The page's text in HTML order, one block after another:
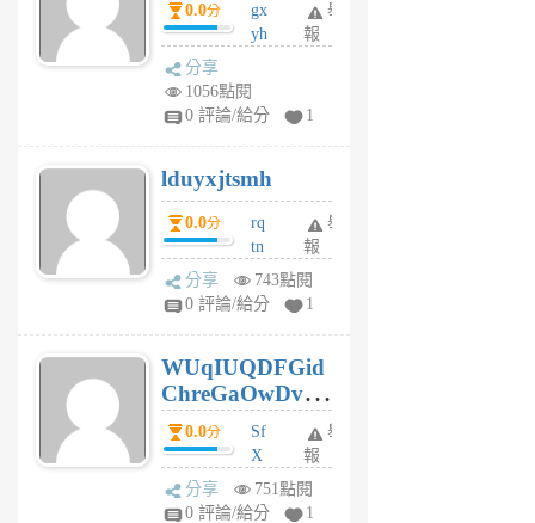
個
月
0.0分
gx
yh
jl
月
前
舉
報
分享
1056點閱
0 評論/給分
1
lduyxjtsmh
0.0分
rq
tn
jt
gl
個
月
前
舉
報
分享
743點閱
0 評論/給分
1
WUqIUQDFGid
ChreGaOwDv
dY0.0分
Sf
X
Pe
Jc
舉
報
分享
751點閱
0 評論/給分
1